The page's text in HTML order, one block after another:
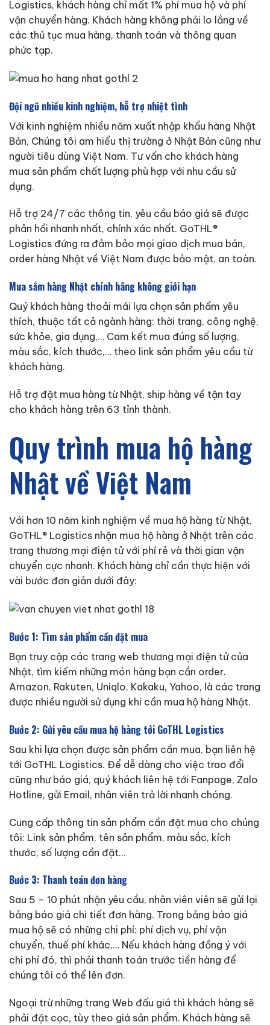
Logistics, khách hàng chỉ mất 1% phí mua hộ và phí
vận chuyển hàng. Khách hàng không phải lo lắng về
các thủ tục mua hàng, thanh toán và thông quan
phức tạp.
Đội ngũ nhiều kinh nghiệm, hỗ trợ nhiệt tình
Với kinh nghiệm nhiều năm xuất nhập khẩu hàng Nhật
Bản, Chúng tôi am hiểu thị trường ở Nhật Bản cũng như
người tiêu dùng Việt Nam. Tư vấn cho khách hàng
mua sản phẩm chất lượng phù hợp với nhu cầu sử
dụng.
Hỗ trợ 24/7 các thông tin, yêu cầu báo giá sẽ được
phản hồi nhanh nhất, chính xác nhất. GoTHL®
Logistics đứng ra đảm bảo mọi giao dịch mua bán,
order hàng Nhật về Việt Nam được bảo mật, an toàn.
Mua sắm hàng Nhật chính hãng không giới hạn
Quý khách hàng thoải mái lựa chọn sản phẩm yêu
thích, thuộc tất cả ngành hàng: thời trang, công nghệ,
sức khỏe, gia dụng,… Cam kết mua đúng số lượng,
màu sắc, kích thước,… theo link sản phẩm yêu cầu từ
khách hàng.
Hỗ trợ đặt mua hàng từ Nhật, ship hàng về tận tay
cho khách hàng trên 63 tỉnh thành.
Quy trình mua hộ hàng
Nhật về Việt Nam
Với hơn 10 năm kinh nghiệm về mua hộ hàng từ Nhật,
GoTHL® Logistics nhận mua hộ hàng ở Nhật trên các
trang thương mại điện tử với phí rẻ và thời gian vận
chuyển cực nhanh. Khách hàng chỉ cần thực hiện với
vài bước đơn giản dưới đây:
Bước 1: Tìm sản phẩm cần đặt mua
Bạn truy cập các trang web thương mại điện tử của
Nhật, tìm kiếm những món hàng bạn cần order.
Amazon, Rakuten, Uniqlo, Kakaku, Yahoo, là các trang
được nhiều người sử dụng khi cần mua hộ hàng Nhật.
Bước 2: Gửi yêu cầu mua hộ hàng tới GoTHL Logistics
Sau khi lựa chọn được sản phẩm cần mua, bạn liên hệ
tới GoTHL Logistics. Để dễ dàng cho việc trao đổi
cũng như báo giá, quý khách liên hệ tới Fanpage, Zalo
Hotline, gửi Email, nhân viên trả lời nhanh chóng.
Cung cấp thông tin sản phẩm cần đặt mua cho chúng
tôi: Link sản phẩm, tên sản phẩm, màu sắc, kích
thước, số lượng cần đặt…
Bước 3: Thanh toán đơn hàng
Sau 5 – 10 phút nhận yêu cầu, nhân viên viên sẽ gửi lại
bảng báo giá chi tiết đơn hàng. Trong bảng báo giá
mua hộ sẽ có những chi phí: phí dịch vụ, phí vận
chuyển, thuế phí khác,… Nếu khách hàng đồng ý với
chi phí đó, thì phải thanh toán trước tiền hàng để
chúng tôi có thể lên đơn.
Ngoại trừ những trang Web đấu giá thì khách hàng sẽ
phải đặt cọc, tùy theo giá sản phẩm. Khách hàng sẽ